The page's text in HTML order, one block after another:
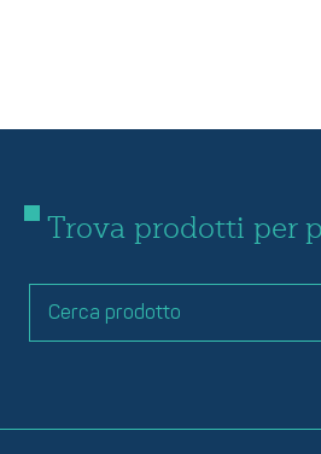
Trova prodotti per